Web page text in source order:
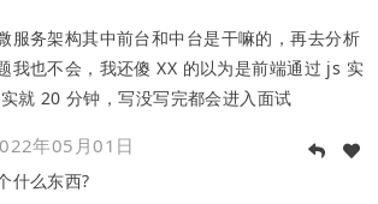
服务架构其中前台和中台是干嘛的，再去分析
我也不会，我还傻 XX 的以为是前端通过 js 实
就 20 分钟，写没写完都会进入面试
年05月01日
什么东西?